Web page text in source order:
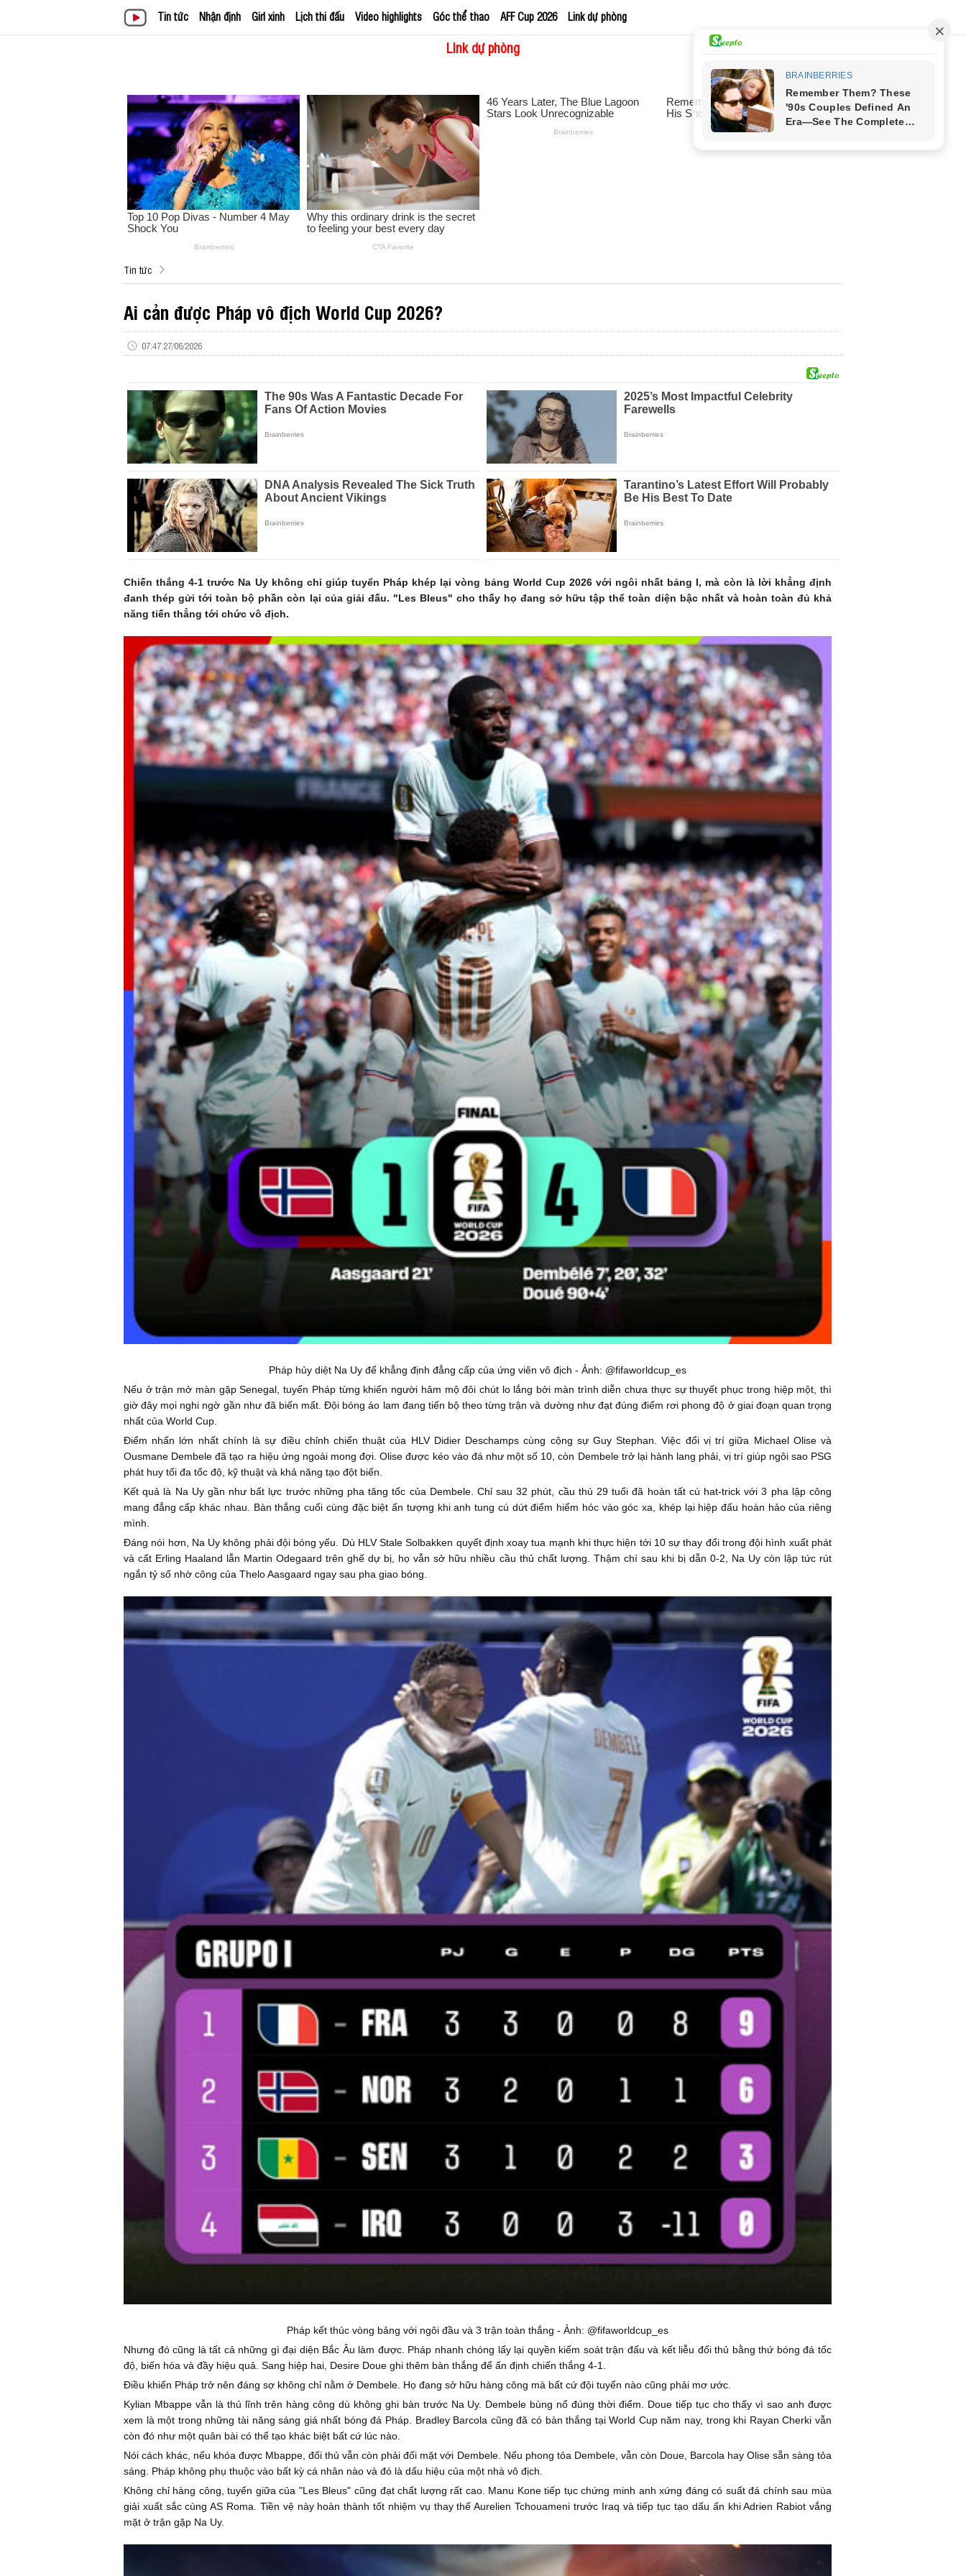
Tin tức Nhận định Girl xinh Lịch thi đấu Video highlights Góc thể thao AFF Cup 2026 Link dự phòng
Link dự phòng
Tin tức
Ai cản được Pháp vô địch World Cup 2026?
07:47 27/06/2026
Chiến thắng 4-1 trước Na Uy không chỉ giúp tuyển Pháp khép lại vòng bảng World Cup 2026 với ngôi nhất bảng I, mà còn là lời khẳng định
đanh thép gửi tới toàn bộ phần còn lại của giải đấu. "Les Bleus" cho thấy họ đang sở hữu tập thể toàn diện bậc nhất và hoàn toàn đủ khả
năng tiến thẳng tới chức vô địch.
Pháp hủy diệt Na Uy để khẳng định đẳng cấp của ứng viên vô địch - Ảnh: @fifaworldcup_es
Nếu ở trận mở màn gặp Senegal, tuyển Pháp từng khiến người hâm mộ đôi chút lo lắng bởi màn trình diễn chưa thực sự thuyết phục trong hiệp một, thì
giờ đây mọi nghi ngờ gần như đã biến mất. Đội bóng áo lam đang tiến bộ theo từng trận và dường như đạt đúng điểm rơi phong độ ở giai đoạn quan trọng
nhất của World Cup.
Điểm nhấn lớn nhất chính là sự điều chỉnh chiến thuật của HLV Didier Deschamps cùng cộng sự Guy Stephan. Việc đổi vị trí giữa Michael Olise và
Ousmane Dembele đã tạo ra hiệu ứng ngoài mong đợi. Olise được kéo vào đá như một số 10, còn Dembele trở lại hành lang phải, vị trí giúp ngôi sao PSG
phát huy tối đa tốc độ, kỹ thuật và khả năng tạo đột biến.
Kết quả là Na Uy gần như bất lực trước những pha tăng tốc của Dembele. Chỉ sau 32 phút, cầu thủ 29 tuổi đã hoàn tất cú hat-trick với 3 pha lập công
mang đẳng cấp khác nhau. Bàn thắng cuối cùng đặc biệt ấn tượng khi anh tung cú dứt điểm hiểm hóc vào góc xa, khép lại hiệp đấu hoàn hảo của riêng
mình.
Đáng nói hơn, Na Uy không phải đội bóng yếu. Dù HLV Stale Solbakken quyết định xoay tua mạnh khi thực hiện tới 10 sự thay đổi trong đội hình xuất phát
và cất Erling Haaland lẫn Martin Odegaard trên ghế dự bị, họ vẫn sở hữu nhiều cầu thủ chất lượng. Thậm chí sau khi bị dẫn 0-2, Na Uy còn lập tức rút
ngắn tỷ số nhờ công của Thelo Aasgaard ngay sau pha giao bóng.
Pháp kết thúc vòng bảng với ngôi đầu và 3 trận toàn thắng - Ảnh: @fifaworldcup_es
Nhưng đó cũng là tất cả những gì đại diện Bắc Âu làm được. Pháp nhanh chóng lấy lại quyền kiểm soát trận đấu và kết liễu đối thủ bằng thứ bóng đá tốc
độ, biến hóa và đầy hiệu quả. Sang hiệp hai, Desire Doue ghi thêm bàn thắng để ấn định chiến thắng 4-1.
Điều khiến Pháp trở nên đáng sợ không chỉ nằm ở Dembele. Họ đang sở hữu hàng công mà bất cứ đội tuyển nào cũng phải mơ ước.
Kylian Mbappe vẫn là thủ lĩnh trên hàng công dù không ghi bàn trước Na Uy. Dembele bùng nổ đúng thời điểm. Doue tiếp tục cho thấy vì sao anh được
xem là một trong những tài năng sáng giá nhất bóng đá Pháp. Bradley Barcola cũng đã có bàn thắng tại World Cup năm nay, trong khi Rayan Cherki vẫn
còn đó như một quân bài có thể tạo khác biệt bất cứ lúc nào.
Nói cách khác, nếu khóa được Mbappe, đối thủ vẫn còn phải đối mặt với Dembele. Nếu phong tỏa Dembele, vẫn còn Doue, Barcola hay Olise sẵn sàng tỏa
sáng. Pháp không phụ thuộc vào bất kỳ cá nhân nào và đó là dấu hiệu của một nhà vô địch.
Không chỉ hàng công, tuyến giữa của "Les Bleus" cũng đạt chất lượng rất cao. Manu Kone tiếp tục chứng minh anh xứng đáng có suất đá chính sau mùa
giải xuất sắc cùng AS Roma. Tiền vệ này hoàn thành tốt nhiệm vụ thay thế Aurelien Tchouameni trước Iraq và tiếp tục tạo dấu ấn khi Adrien Rabiot vắng
mặt ở trận gặp Na Uy.